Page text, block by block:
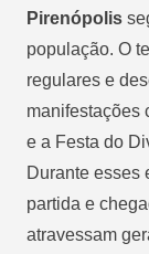
Pirenópolis
população. O
regulares e
manifestações
e a Festa do
Durante esses
partida e
atravessam